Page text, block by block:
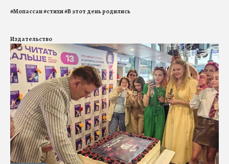
#Мопассан#стихи#В этот день родились
Издательство